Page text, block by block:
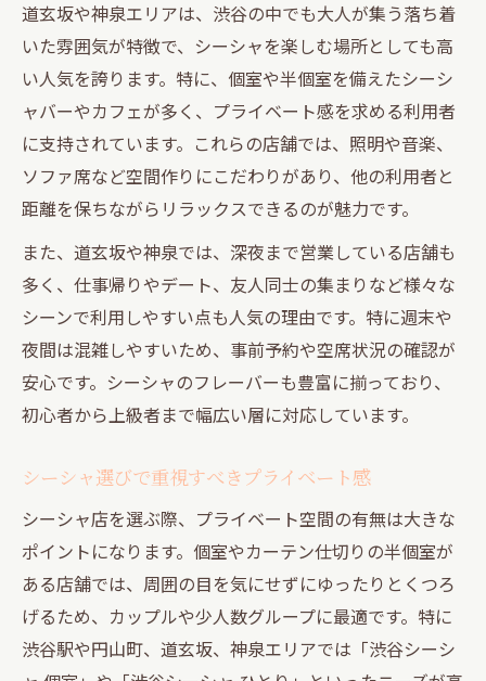
道玄坂や神泉エリアは、渋谷の中でも大人が集う落ち着
いた雰囲気が特徴で、シーシャを楽しむ場所としても高
い人気を誇ります。特に、個室や半個室を備えたシーシ
ャバーやカフェが多く、プライベート感を求める利用者
に支持されています。これらの店舗では、照明や音楽、
ソファ席など空間作りにこだわりがあり、他の利用者と
距離を保ちながらリラックスできるのが魅力です。
また、道玄坂や神泉では、深夜まで営業している店舗も
多く、仕事帰りやデート、友人同士の集まりなど様々な
シーンで利用しやすい点も人気の理由です。特に週末や
夜間は混雑しやすいため、事前予約や空席状況の確認が
安心です。シーシャのフレーバーも豊富に揃っており、
初心者から上級者まで幅広い層に対応しています。
シーシャ選びで重視すべきプライベート感
シーシャ店を選ぶ際、プライベート空間の有無は大きな
ポイントになります。個室やカーテン仕切りの半個室が
ある店舗では、周囲の目を気にせずにゆったりとくつろ
げるため、カップルや少人数グループに最適です。特に
渋谷駅や円山町、道玄坂、神泉エリアでは「渋谷シーシ